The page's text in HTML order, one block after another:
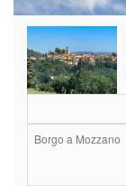
Borgo a Mozzano